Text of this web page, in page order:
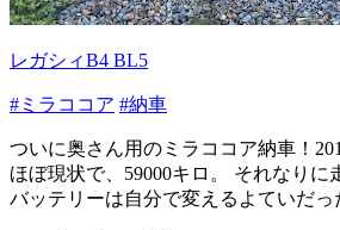
レガシィB4 BL5
#ミラココア #納車
ついに奥さん用のミラココア納車！
ほぼ現状で、59000キロ。 それなりに
バッテリーは自分で変えるよていだっ